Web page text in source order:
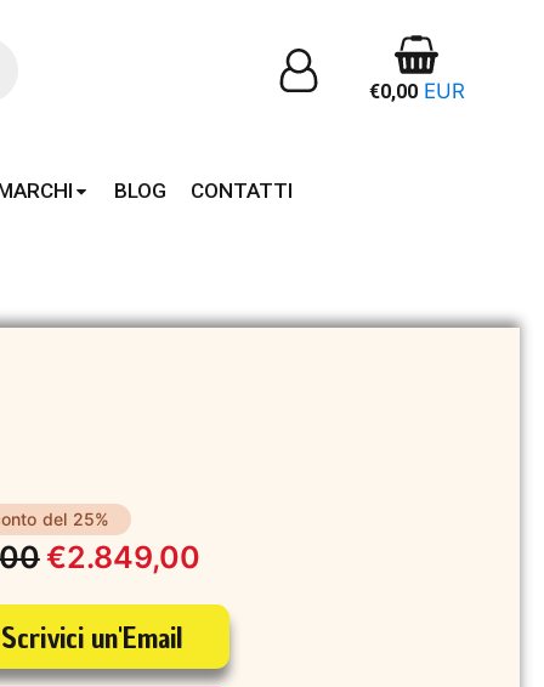
€0,00EUR
BLOG CONTATTI
del 25%
€2.849,00
Scrivici un'Email